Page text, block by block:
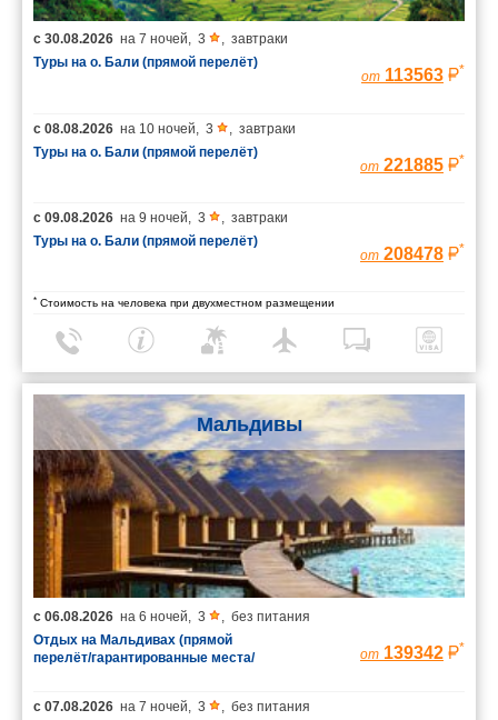
с 30.08.2026 на 7 ночей, 3 , завтраки
Туры на о. Бали (прямой перелёт)
от 113563 *
с 08.08.2026 на 10 ночей, 3 , завтраки
Туры на о. Бали (прямой перелёт)
от 221885 *
с 09.08.2026 на 9 ночей, 3 , завтраки
Туры на о. Бали (прямой перелёт)
от 208478 *
* Стоимость на человека при двухместном размещении
Мальдивы
с 06.08.2026 на 6 ночей 3
без питания
Отдых на Мальдивах (прямой
перелёт/гарантированные места/
от 139342 *
с 07.08.2026 на 7 ночей 3
без питания